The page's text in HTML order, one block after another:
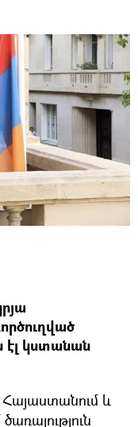
էլ կստանան
Հայաստանում և